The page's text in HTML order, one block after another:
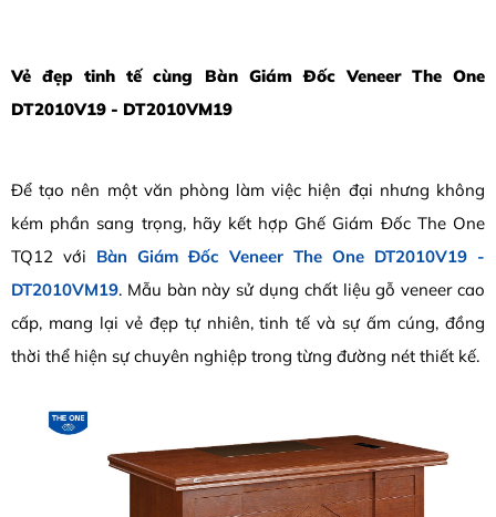
Vẻ đẹp tinh tế cùng Bàn Giám Đốc Veneer The One
DT2010V19 - DT2010VM19
Để tạo nên một văn phòng làm việc hiện đại nhưng không
kém phần sang trọng, hãy kết hợp Ghế Giám Đốc The One
TQ12 với Bàn Giám Đốc Veneer The One DT2010V19 -
DT2010VM19. Mẫu bàn này sử dụng chất liệu gỗ veneer cao
cấp, mang lại vẻ đẹp tự nhiên, tinh tế và sự ấm cúng, đồng
thời thể hiện sự chuyên nghiệp trong từng đường nét thiết kế.